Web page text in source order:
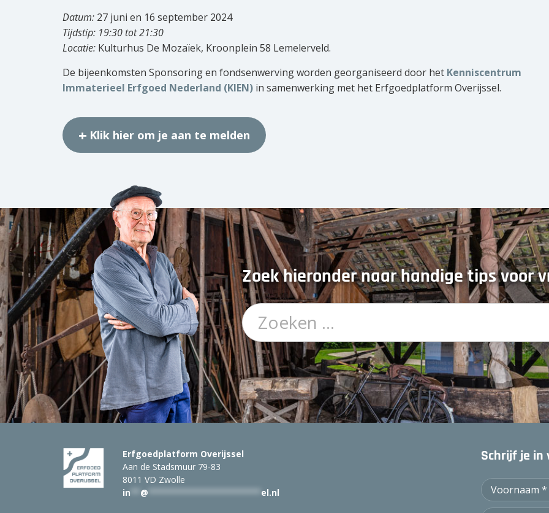
Datum: 27 juni en 16 september 2024
Tijdstip: 19:30 tot 21:30
Locatie: Kulturhus De Mozaïek, Kroonplein 58 Lemelerveld.
De bijeenkomsten Sponsoring en fondsenwerving worden georganiseerd door het Kenniscentrum
Immaterieel Erfgoed Nederland (KIEN) in samenwerking met het Erfgoedplatform Overijssel.
Klik hier om je aan te melden
Zoek hieronder naar handige tips voor
Erfgoedplatform Overijssel
Aan de Stadsmuur 79-83
8011 VD Zwolle
in
@ el.nl
Schrijf je in